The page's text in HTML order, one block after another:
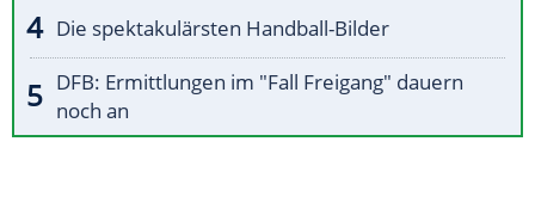
Die spektakulärsten Handball-Bilder
DFB: Ermittlungen im "Fall Freigang" dauern
noch an